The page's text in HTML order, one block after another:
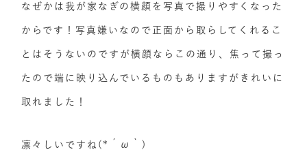
なぜかは我が家なぎの横顔を写真で撮りやすくなった
からです！写真嫌いなので正面から取らしてくれるこ
とはそうないのですが横顔ならこの通り、焦って撮っ
たので端に映り込んでいるものもありますがきれいに
取れました！
凛々しいですね(*´ω｀)